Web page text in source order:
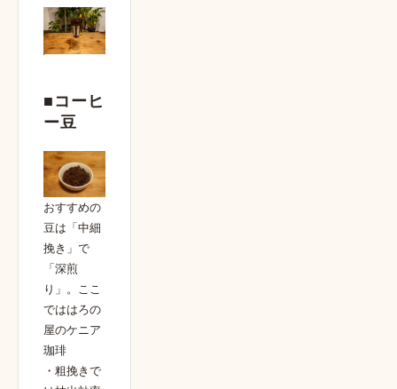
■コーヒ
ー豆
おすすめの
豆は「中細
挽き」で
「深煎
り」。ここ
でははろの
屋のケニア
珈琲
・粗挽きで